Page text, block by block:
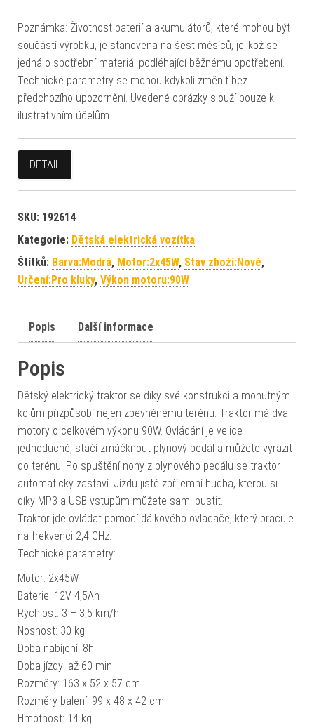
Poznámka: Životnost baterií a akumulátorů, které mohou být
součástí výrobku, je stanovena na šest měsíců, jelikož se
jedná o spotřební materiál podléhající běžnému opotřebení.
Technické parametry se mohou kdykoli změnit bez
předchozího upozornění. Uvedené obrázky slouží pouze k
ilustrativním účelům.
DETAIL
SKU: 192614
Kategorie: Dětská elektrická vozítka
Štítků: Barva:Modrá, Motor:2x45W, Stav zboží:Nové,
Určení:Pro kluky, Výkon motoru:90W
Popis Další informace
Popis
Dětský elektrický traktor se díky své konstrukci a mohutným
kolům přizpůsobí nejen zpevněnému terénu. Traktor má dva
motory o celkovém výkonu 90W. Ovládání je velice
jednoduché, stačí zmáčknout plynový pedál a můžete vyrazit
do terénu. Po spuštění nohy z plynového pedálu se traktor
automaticky zastaví. Jízdu jistě zpříjemní hudba, kterou si
díky MP3 a USB vstupům můžete sami pustit.
Traktor jde ovládat pomocí dálkového ovladače, který pracuje
na frekvenci 2,4 GHz.
Technické parametry:
Motor: 2x45W
Baterie: 12V 4,5Ah
Rychlost: 3 – 3,5 km/h
Nosnost: 30 kg
Doba nabíjení: 8h
Doba jízdy: až 60 min
Rozměry: 163 x 52 x 57 cm
Rozměry balení: 99 x 48 x 42 cm
Hmotnost: 14 kg